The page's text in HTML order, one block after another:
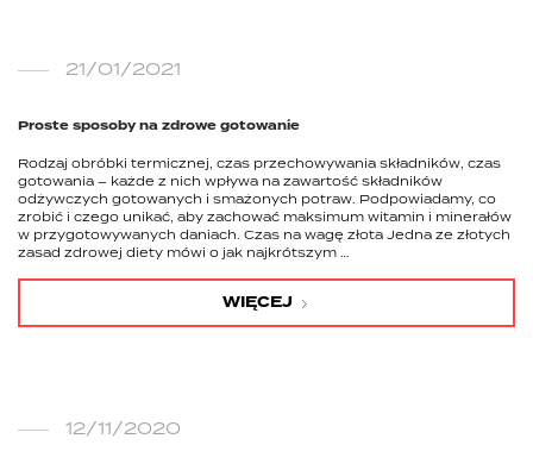
21/01/2021
Proste sposoby na zdrowe gotowanie
Rodzaj obróbki termicznej, czas przechowywania składników, czas
gotowania – każde z nich wpływa na zawartość składników
odżywczych gotowanych i smażonych potraw. Podpowiadamy, co
zrobić i czego unikać, aby zachować maksimum witamin i minerałów
w przygotowywanych daniach. Czas na wagę złota Jedna ze złotych
zasad zdrowej diety mówi o jak najkrótszym …
WIĘCEJ
12/11/2020